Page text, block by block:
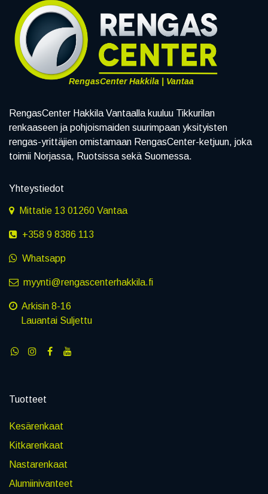
RengasCenter Hakkila | Vantaa
RengasCenter Hakkila Vantaalla kuuluu Tikkurilan
renkaaseen ja pohjoismaiden suurimpaan yksityisten
rengas-yrittäjien omistamaan RengasCenter-ketjuun, joka
toimii Norjassa, Ruotsissa sekä Suomessa.
Yhteystiedot
Mittatie 13 01260 Vantaa
+358 9 8386 113
Whatsapp
myynti@rengascenterhakkila.fi
Arkisin 8-16
Lauantai Suljettu
Tuotteet
Kesärenkaat
Kitkarenkaat
Nastarenkaat
Alumiinivanteet